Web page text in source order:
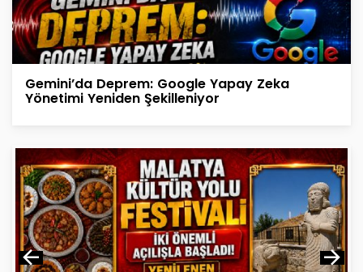
Gemini’da Deprem: Google Yapay Zeka
Yönetimi Yeniden Şekilleniyor